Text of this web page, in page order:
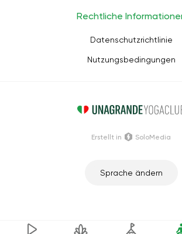
Rechtliche
Datenschutzrichtlinie
Nutzungsbedingungen
Sprache ändern
Erstellt in SoloMedia